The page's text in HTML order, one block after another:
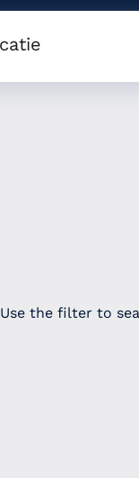
Use the filter to